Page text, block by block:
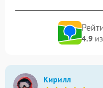
4.9
Кирилл